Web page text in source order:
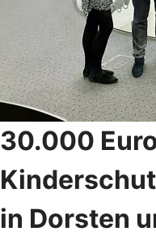
30.000
in Dorsten